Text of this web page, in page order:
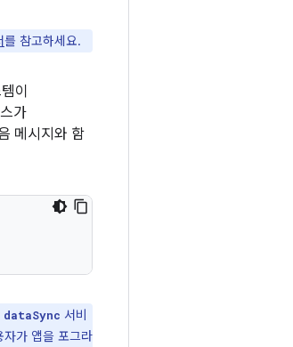
를 참고하세요.
이
가
메시지와 함
dataSync 서비
가 앱을 포그라